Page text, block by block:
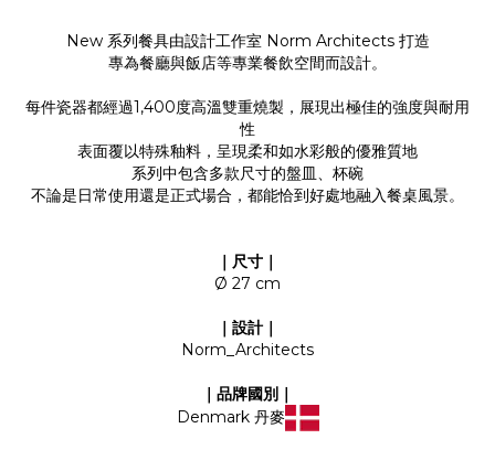
New 系列餐具由設計工作室 Norm Architects 打造
專為餐廳與飯店等專業餐飲空間而設計。
每件瓷器都經過1,400度高溫雙重燒製，展現出極佳的強度與耐用
性
表面覆以特殊釉料，呈現柔和如水彩般的優雅質地
系列中包含多款尺寸的盤皿、杯碗
不論是日常使用還是正式場合，都能恰到好處地融入餐桌風景。
｜尺寸｜
Ø 27 cm
｜設計｜
Norm_Architects
｜品牌國別｜
Denmark 丹麥